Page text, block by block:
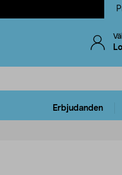
Erbjudanden